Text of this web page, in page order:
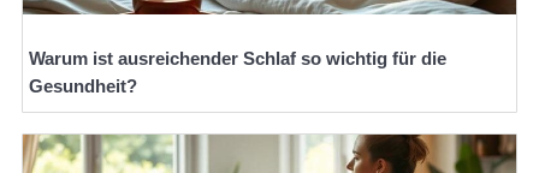
Warum ist ausreichender Schlaf so wichtig für die
Gesundheit?